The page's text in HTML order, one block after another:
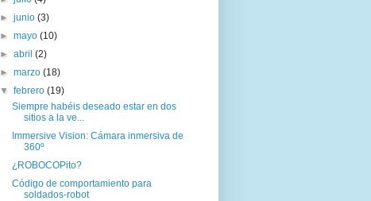
►junio(3)
►mayo(10)
►abril(2)
►marzo(18)
▼febrero(19)
Siempre habéis deseado estar en dos
sitios a la ve...
Immersive Vision: Cámara inmersiva de
360º
¿ROBOCOPito?
Código de comportamiento para
soldados-robot